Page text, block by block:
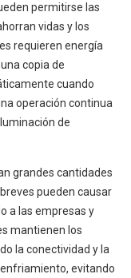
permitirse las
vidas y los
requieren energía
copia de
cuando
operación continua
de
grandes cantidades
pueden causar
a las empresas y
mantienen los
la conectividad y la
evitando